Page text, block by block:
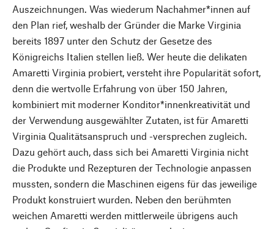
Auszeichnungen. Was wiederum Nachahmer*innen auf
den Plan rief, weshalb der Gründer die Marke Virginia
bereits 1897 unter den Schutz der Gesetze des
Königreichs Italien stellen ließ. Wer heute die delikaten
Amaretti Virginia probiert, versteht ihre Popularität sofort,
denn die wertvolle Erfahrung von über 150 Jahren,
kombiniert mit moderner Konditor*innenkreativität und
der Verwendung ausgewählter Zutaten, ist für Amaretti
Virginia Qualitätsanspruch und -versprechen zugleich.
Dazu gehört auch, dass sich bei Amaretti Virginia nicht
die Produkte und Rezepturen der Technologie anpassen
mussten, sondern die Maschinen eigens für das jeweilige
Produkt konstruiert wurden. Neben den berühmten
weichen Amaretti werden mittlerweile übrigens auch